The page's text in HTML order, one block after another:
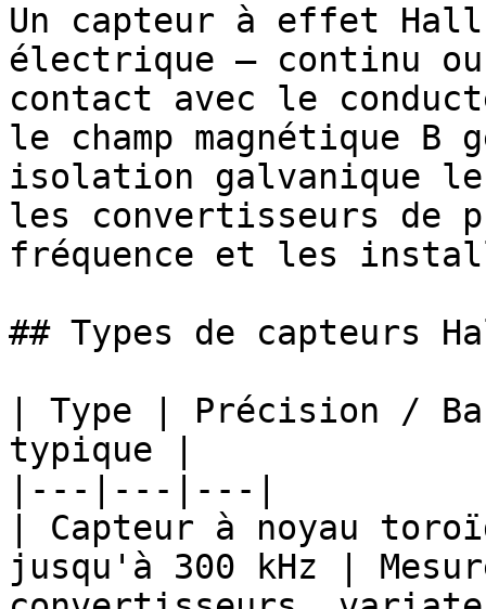
Un capteur à effet Hall
électrique — continu
contact avec le
le champ magnétique
isolation galvanique le
les convertisseurs de
fréquence et les
## Types de capteurs
| Type | Précision /
typique |
|---|---|---|
| Capteur à noyau
jusqu'à 300 kHz |